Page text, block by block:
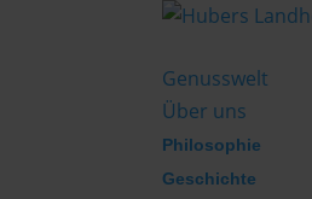
Genusswelt
Über uns
Philosophie
Geschichte